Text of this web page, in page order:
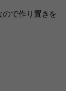
で作り置きを